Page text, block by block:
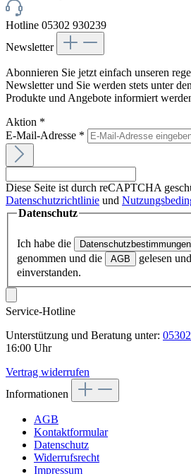
Hotline 05302 930239
Newsletter
Abonnieren Sie jetzt einfach unseren
Newsletter und Sie werden stets unter
Produkte und Angebote informiert
Aktion *
E-Mail-Adresse *
Diese Seite ist durch reCAPTCHA
Datenschutzrichtlinie und
Datenschutz
Ich habe die Datenschutzbestimmungen
genommen und die
AGB
gelesen
einverstanden.
Service-Hotline
Unterstützung und Beratung unter:
16:00 Uhr
Vertrag widerrufen
Informationen
AGB
Kontaktformular
Datenschutz
Widerrufsrecht
Impressum